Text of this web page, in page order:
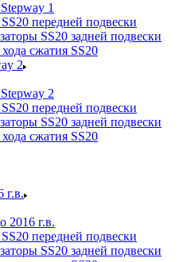
1
передней подвески
SS20 задней подвески
сжатия SS20
2
2
передней подвески
SS20 задней подвески
сжатия SS20
г.в.
2016 г.в.
передней подвески
SS20 задней подвески